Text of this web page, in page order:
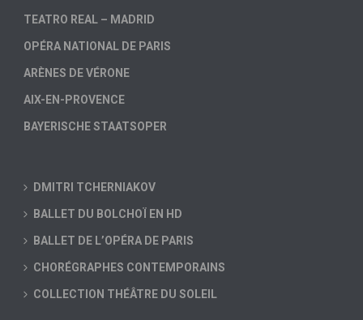
TEATRO REAL – MADRID
OPÉRA NATIONAL DE PARIS
ARÈNES DE VÉRONE
AIX-EN-PROVENCE
BAYERISCHE STAATSOPER
DMITRI TCHERNIAKOV
BALLET DU BOLCHOÏ EN HD
BALLET DE L’OPÉRA DE PARIS
CHORÉGRAPHES CONTEMPORAINS
COLLECTION THÉÂTRE DU SOLEIL